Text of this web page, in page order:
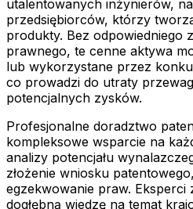
utalentowanych inżynierów,
przedsiębiorców, którzy
produkty. Bez odpowiedniego
prawnego, te cenne aktywa
lub wykorzystane przez
co prowadzi do utraty
potencjalnych zysków.
Profesjonalne doradztwo
kompleksowe wsparcie na
analizy potencjału
złożenie wniosku
egzekwowanie praw. Eksperci
dogłębną wiedzę na temat